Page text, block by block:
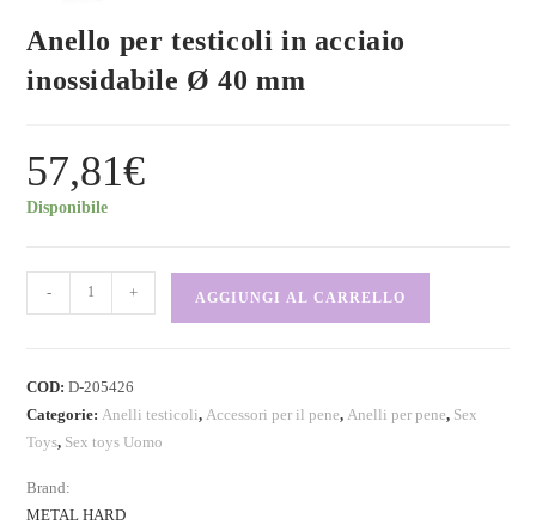
Anello per testicoli in acciaio
inossidabile Ø 40 mm
57,81€
Disponibile
- + AGGIUNGI AL CARRELLO
COD:D-205426
Categorie: Anelli testicoli, Accessori per il pene, Anelli per pene, Sex
Toys, Sex toys Uomo
Brand:
METAL HARD